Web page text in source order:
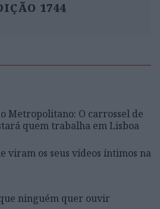
1744
Metropolitano: O carrossel de
quem trabalha em Lisboa
viram os seus vídeos íntimos na
ninguém quer ouvir